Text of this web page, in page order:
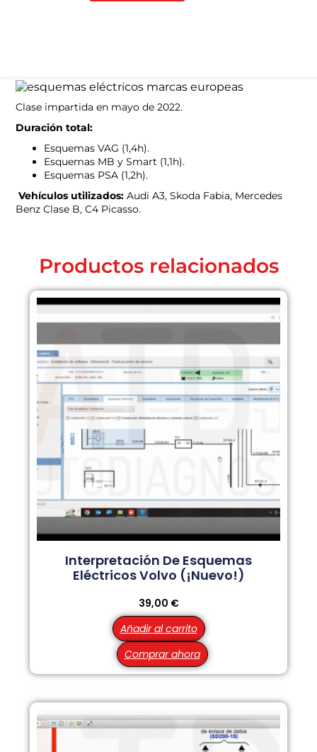
Clase impartida en mayo de 2022.
Duración total:
Esquemas VAG (1,4h).
Esquemas MB y Smart (1,1h).
Esquemas PSA (1,2h).
Vehículos utilizados:Audi A3, Skoda Fabia, Mercedes
Benz Clase B, C4 Picasso.
Productos relacionados
Interpretación De Esquemas
Eléctricos Volvo (¡Nuevo!)
39,00 €
Añadir al carrito
Comprar ahora